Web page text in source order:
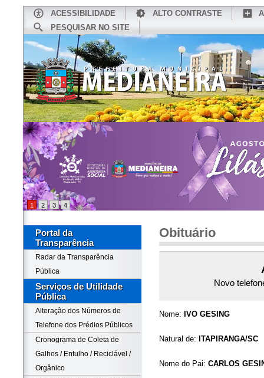
ACESSIBILIDADE ALTO CONTRASTE
PESQUISAR NO SITE
CONHEÇA MEDIANEIRA
1 2 3 4
Portal da
Transparência
Radar da Transparência
Pública
Serviços de Utilidade
Pública
Alteração dos Números de
Telefone dos Prédios Públicos
Cronograma de Coleta de
Galhos / Entulho / Reciclável /
Orgânico
Obituário
Novo
Nome: IVO GESING
Natural de: ITAPIRANGA/SC
Nome do Pai: CARLOS